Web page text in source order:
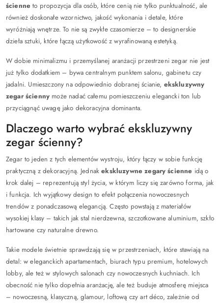
ścienne to propozycja dla osób, które cenią nie tylko punktualność, ale
również doskonałe wzornictwo, jakość wykonania i detale, które
wyróżniają wnętrze. To nie są zwykłe czasomierze – to designerskie
dzieła sztuki, które łączą użytkowość z wyrafinowaną estetyką.
W dobie minimalizmu i przemyślanej aranżacji przestrzeni zegar nie jest
już tylko dodatkiem – bywa centralnym punktem salonu, gabinetu czy
jadalni. Umieszczony na odpowiednio dobranej ścianie, ekskluzywny
zegar ścienny może nadać całemu pomieszczeniu elegancki ton lub
przyciągnąć uwagę jako dekoracyjna dominanta.
Dlaczego warto wybrać ekskluzywny
zegar ścienny?
Zegar to jeden z tych elementów wystroju, który łączy w sobie funkcję
praktyczną z dekoracyjną. Jednakekskluzywne zegary ścienne idą o
krok dalej – reprezentują styl życia, w którym liczy się zarówno forma, jak
i funkcja. Ich wyjątkowy design to efekt połączenia nowoczesnych
trendów z ponadczasową elegancją. Często powstają z materiałów
wysokiej klasy – takich jak stal nierdzewna, szczotkowane aluminium, szkło
hartowane czy naturalne drewno.
Takie modele świetnie sprawdzają się w przestrzeniach, które stawiają na
detal: w eleganckich apartamentach, biurach typu premium, hotelowych
lobby, ale też w stylowych salonach czy nowoczesnych kuchniach. Ich
obecność nie tylko dopełnia aranżację, ale też buduje atmosferę miejsca
– nowoczesną, klasyczną, glamour, loftową czy art déco, zależnie od